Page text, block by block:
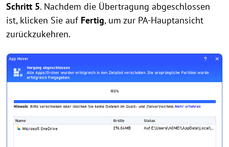
Schritt 5. Nachdem die Übertragung abgeschlossen
ist, klicken Sie auf Fertig, um zur PA-Hauptansicht
zurückzukehren.